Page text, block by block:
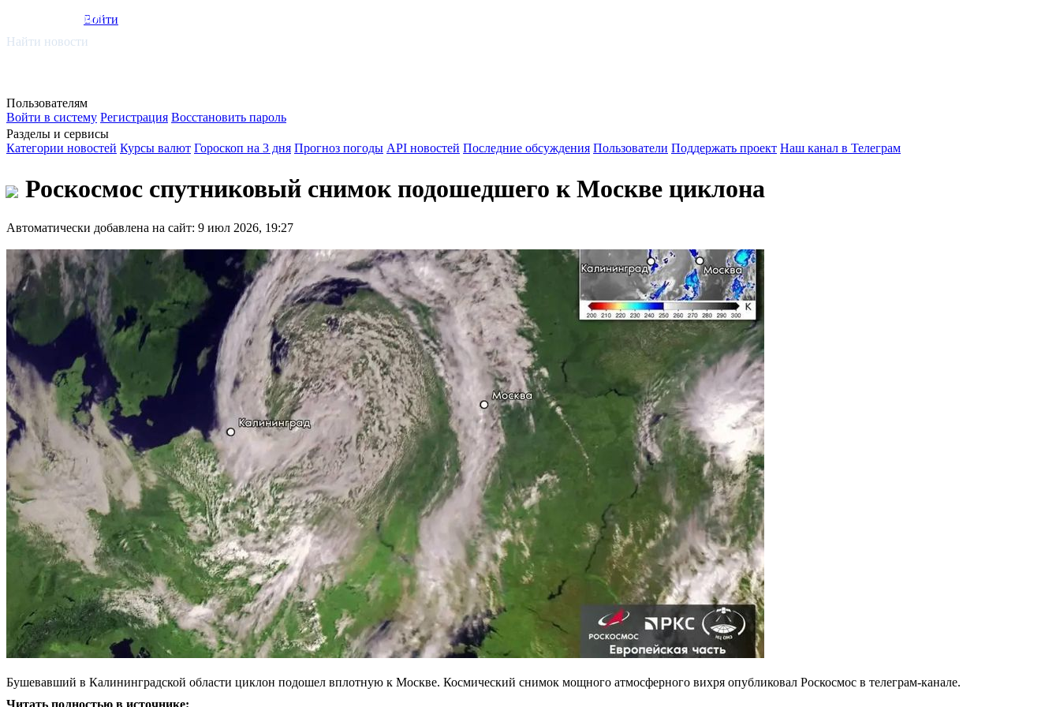
smi.mobi
Войти
Найти новости
Пользователям
Войти в систему Регистрация Восстановить пароль
Разделы и сервисы
Категории новостей Курсы валют Гороскоп на 3 дня Прогноз погоды API новостей Последние обсуждения Пользователи Поддержать проект Наш канал в Телеграм
Роскосмос спутниковый снимок подошедшего к Москве циклона
Автоматически добавлена на сайт: 9 июл 2026, 19:27
Бушевавший в Калининградской области циклон подошел вплотную к Москве. Космический снимок мощного атмосферного вихря опубликовал Роскосмос в телеграм-канале.
Читать полностью в источнике: